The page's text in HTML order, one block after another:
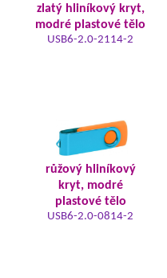
zlatý hliníkový kryt,
modré plastové tělo
USB6-2.0-2114-2
růžový hliníkový
kryt, modré
plastové tělo
USB6-2.0-0814-2